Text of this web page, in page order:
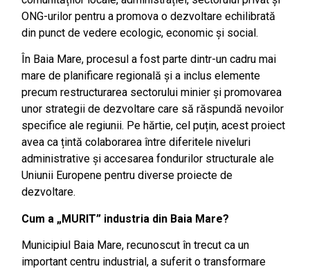
ONG-urilor pentru a promova o dezvoltare echilibrată
din punct de vedere ecologic, economic și social.
În Baia Mare, procesul a fost parte dintr-un cadru mai
mare de planificare regională și a inclus elemente
precum restructurarea sectorului minier și promovarea
unor strategii de dezvoltare care să răspundă nevoilor
specifice ale regiunii. Pe hărtie, cel puțin, acest proiect
avea ca țintă colaborarea între diferitele niveluri
administrative și accesarea fondurilor structurale ale
Uniunii Europene pentru diverse proiecte de
dezvoltare.
Cum a „MURIT” industria din Baia Mare?
Municipiul Baia Mare, recunoscut în trecut ca un
important centru industrial, a suferit o transformare